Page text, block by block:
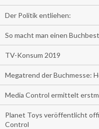
Der Politik entliehen:
So macht man einen
TV-Konsum 2019
Megatrend der Buchmesse:
Media Control ermittelt
Planet Toys veröffentlicht
Control